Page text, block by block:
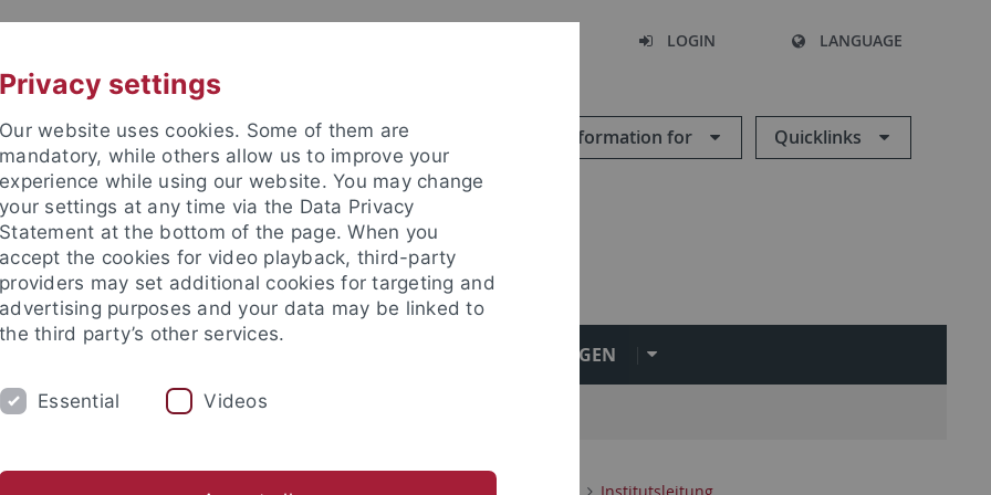
LOGIN LANGUAGE
Information for Quicklinks
EINRICHTUNGEN
Institute und Forschungsstellen
Institute und Forschungsstellen Institutsleitung
Privacy settings
Our website uses cookies. Some of them are
mandatory, while others allow us to improve your
experience while using our website. You may change
your settings at any time via the Data Privacy
Statement at the bottom of the page. When you
accept the cookies for video playback, third-party
providers may set additional cookies for targeting and
advertising purposes and your data may be linked to
the third party’s other services.
Essential Videos